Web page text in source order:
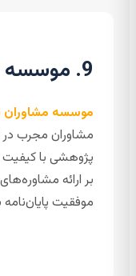
9. موسسه مشاوران تهران
موسسه مشاوران
مشاوران مجرب
پژوهشی با كیفیت
بر ارائه
موفقیت